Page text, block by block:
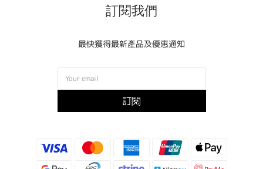
訂閱我們
最快獲得最新產品及優惠通知
訂閱